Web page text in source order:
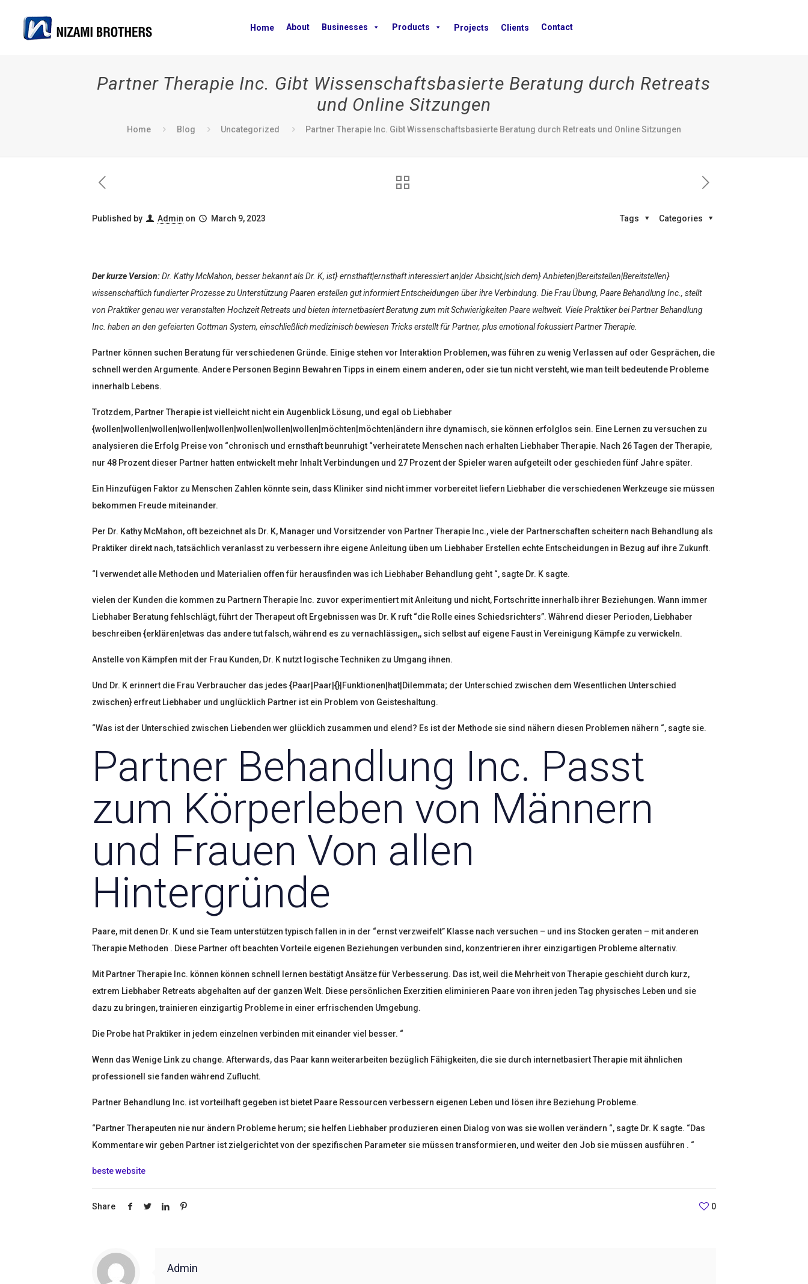
Home About Businesses Products Projects Clients Contact
Partner Therapie Inc. Gibt Wissenschaftsbasierte Beratung durch Retreats
und Online Sitzungen
Home Blog Uncategorized Partner Therapie Inc. Gibt Wissenschaftsbasierte Beratung durch Retreats und Online Sitzungen
Published by Admin on March 9, 2023 Categories
Tags
Der kurze Version:Dr. Kathy McMahon, besser bekannt als Dr. K, ist} ernsthaft|ernsthaft interessiert an|der Absicht,|sich dem} Anbieten|Bereitstellen|Bereitstellen}
wissenschaftlich fundierter Prozesse zu Unterstützung Paaren erstellen gut informiert Entscheidungen über ihre Verbindung. Die Frau Übung, Paare Behandlung Inc., stellt
von Praktiker genau wer veranstalten Hochzeit Retreats und bieten internetbasiert Beratung zum mit Schwierigkeiten Paare weltweit. Viele Praktiker bei Partner Behandlung
Inc. haben an den gefeierten Gottman System, einschließlich medizinisch bewiesen Tricks erstellt für Partner, plus emotional fokussiert Partner Therapie.
Partner können suchen Beratung für verschiedenen Gründe. Einige stehen vor Interaktion Problemen, was führen zu wenig Verlassen auf oder Gesprächen, die
schnell werden Argumente. Andere Personen Beginn Bewahren Tipps in einem einem anderen, oder sie tun nicht versteht, wie man teilt bedeutende Probleme
innerhalb Lebens.
Trotzdem, Partner Therapie ist vielleicht nicht ein Augenblick Lösung, und egal ob Liebhaber
{wollen|wollen|wollen|wollen|wollen|wollen|wollen|wollen|möchten|möchten|ändern ihre dynamisch, sie können erfolglos sein. Eine Lernen zu versuchen zu
analysieren die Erfolg Preise von “chronisch und ernsthaft beunruhigt “verheiratete Menschen nach erhalten Liebhaber Therapie. Nach 26 Tagen der Therapie,
nur 48 Prozent dieser Partner hatten entwickelt mehr Inhalt Verbindungen und 27 Prozent der Spieler waren aufgeteilt oder geschieden fünf Jahre später.
Ein Hinzufügen Faktor zu Menschen Zahlen könnte sein, dass Kliniker sind nicht immer vorbereitet liefern Liebhaber die verschiedenen Werkzeuge sie müssen
bekommen Freude miteinander.
Per Dr. Kathy McMahon, oft bezeichnet als Dr. K, Manager und Vorsitzender von Partner Therapie Inc., viele der Partnerschaften scheitern nach Behandlung als
Praktiker direkt nach, tatsächlich veranlasst zu verbessern ihre eigene Anleitung üben um Liebhaber Erstellen echte Entscheidungen in Bezug auf ihre Zukunft.
“I verwendet alle Methoden und Materialien offen für herausfinden was ich Liebhaber Behandlung geht “, sagte Dr. K sagte.
vielen der Kunden die kommen zu Partnern Therapie Inc. zuvor experimentiert mit Anleitung und nicht, Fortschritte innerhalb ihrer Beziehungen. Wann immer
Liebhaber Beratung fehlschlägt, führt der Therapeut oft Ergebnissen was Dr. K ruft “die Rolle eines Schiedsrichters”. Während dieser Perioden, Liebhaber
beschreiben {erklären|etwas das andere tut falsch, während es zu vernachlässigen,, sich selbst auf eigene Faust in Vereinigung Kämpfe zu verwickeln.
Anstelle von Kämpfen mit der Frau Kunden, Dr. K nutzt logische Techniken zu Umgang ihnen.
Und Dr. K erinnert die Frau Verbraucher das jedes {Paar|Paar|{}|Funktionen|hat|Dilemmata; der Unterschied zwischen dem Wesentlichen Unterschied
zwischen} erfreut Liebhaber und unglücklich Partner ist ein Problem von Geisteshaltung.
“Was ist der Unterschied zwischen Liebenden wer glücklich zusammen und elend? Es ist der Methode sie sind nähern diesen Problemen nähern “, sagte sie.
Partner Behandlung Inc. Passt
zum Körperleben von Männern
und Frauen Von allen
Hintergründe
Paare, mit denen Dr. K und sie Team unterstützen typisch fallen in in der “ernst verzweifelt” Klasse nach versuchen – und ins Stocken geraten – mit anderen
Therapie Methoden . Diese Partner oft beachten Vorteile eigenen Beziehungen verbunden sind, konzentrieren ihrer einzigartigen Probleme alternativ.
Mit Partner Therapie Inc. können können schnell lernen bestätigt Ansätze für Verbesserung. Das ist, weil die Mehrheit von Therapie geschieht durch kurz,
extrem Liebhaber Retreats abgehalten auf der ganzen Welt. Diese persönlichen Exerzitien eliminieren Paare von ihren jeden Tag physisches Leben und sie
dazu zu bringen, trainieren einzigartig Probleme in einer erfrischenden Umgebung.
Die Probe hat Praktiker in jedem einzelnen verbinden mit einander viel besser. “
Wenn das Wenige Link zu change. Afterwards, das Paar kann weiterarbeiten bezüglich Fähigkeiten, die sie durch internetbasiert Therapie mit ähnlichen
professionell sie fanden während Zuflucht.
Partner Behandlung Inc. ist vorteilhaft gegeben ist bietet Paare Ressourcen verbessern eigenen Leben und lösen ihre Beziehung Probleme.
“Partner Therapeuten nie nur ändern Probleme herum; sie helfen Liebhaber produzieren einen Dialog von was sie wollen verändern “, sagte Dr. K sagte. “Das
Kommentare wir geben Partner ist zielgerichtet von der spezifischen Parameter sie müssen transformieren, und weiter den Job sie müssen ausführen . “
beste website
Share 0
Admin